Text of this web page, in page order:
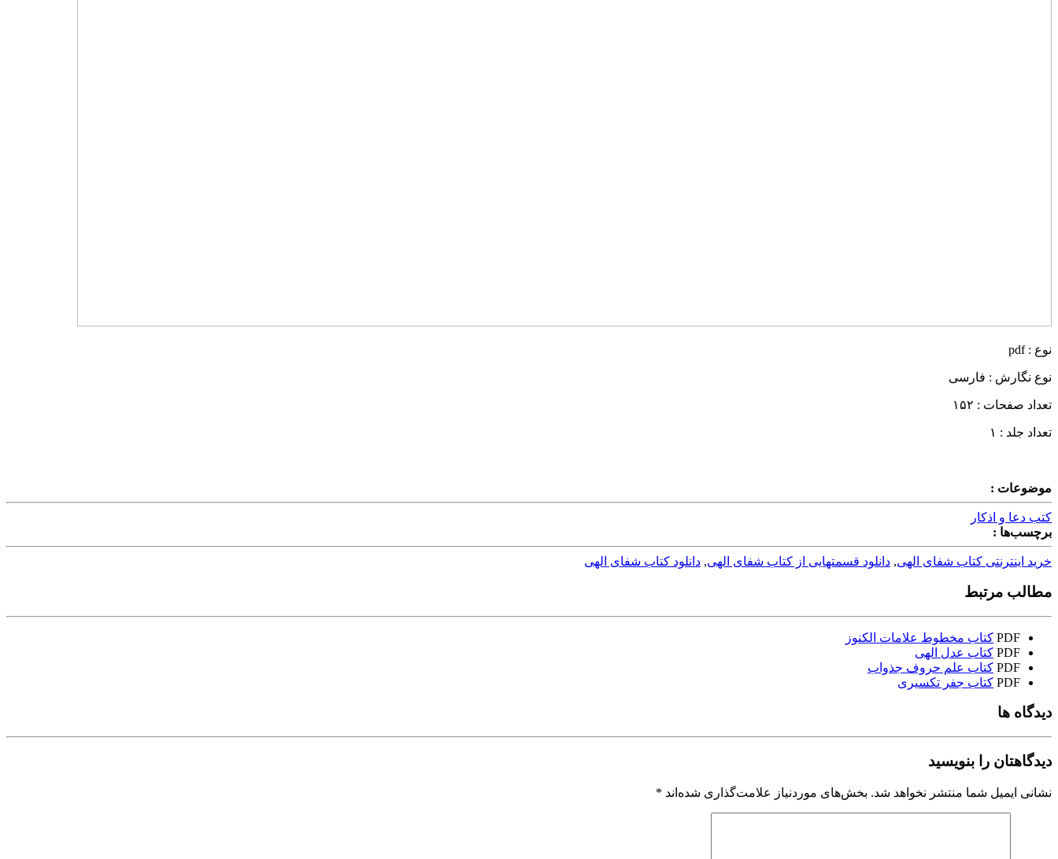
نوع : pdf
نوع نگارش : فارسی
تعداد صفحات : ۱۵۲
تعداد جلد : ۱
موضوعات :
کتب دعا و اذکار
برچسب‌ها :
خرید اینترنتی کتاب شفای الهی, دانلود قسمتهایی از کتاب شفای الهی, دانلود کتاب شفای الهی
مطالب مرتبط
PDF کتاب مخطوط علامات الکنوز
PDF کتاب عدل الهی
PDF کتاب علم حروف جذواب
PDF کتاب جفر تکسیری
دیدگاه ها
دیدگاهتان را بنویسید
نشانی ایمیل شما منتشر نخواهد شد. بخش‌های موردنیاز علامت‌گذاری شده‌اند *